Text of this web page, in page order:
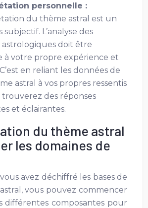
personnelle :
du thème astral est un
subjectif. L’analyse des
astrologiques doit être
à votre propre expérience et
en reliant les données de
astral à vos propres ressentis
des réponses
et éclairantes.
du thème astral
les domaines de
avez déchiffré les bases de
vous pouvez commencer
différentes composantes pour